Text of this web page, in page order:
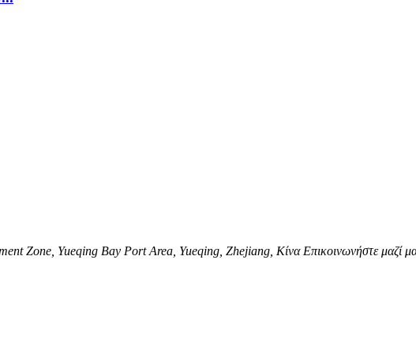
Zone, Yueqing Bay Port Area, Yueqing, Zhejiang, Κίνα Επικοινωνήστε μαζί